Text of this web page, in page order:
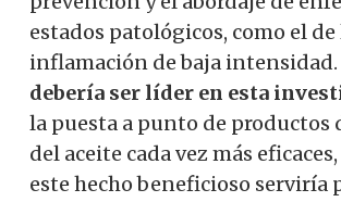
estados patológicos, como el de
inflamación de baja intensidad.
debería ser líder en esta
la puesta a punto de productos
del aceite cada vez más
este hecho beneficioso serviría